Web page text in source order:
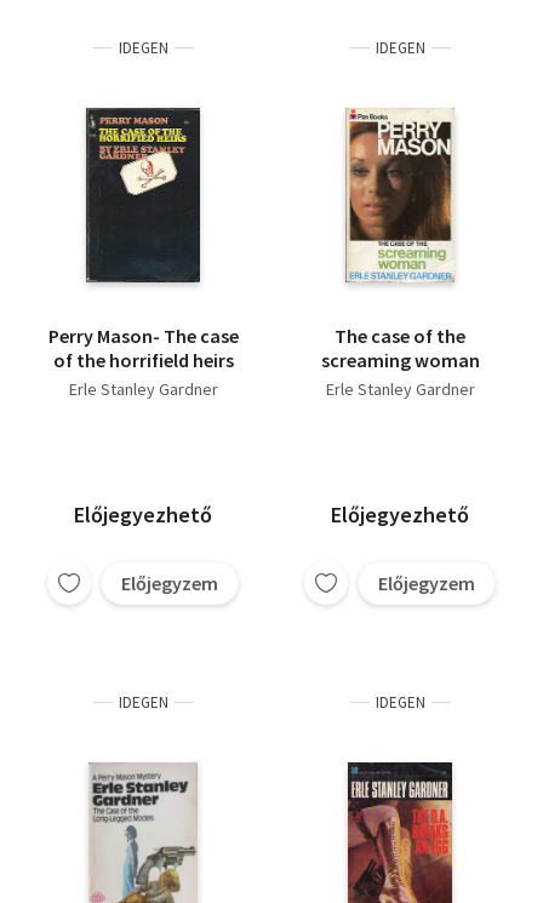
IDEGEN
Perry Mason- The case
of the horrifield heirs
Erle Stanley Gardner
Előjegyezhető
Előjegyzem
IDEGEN
The case of the
screaming woman
Erle Stanley Gardner
Előjegyezhető
Előjegyzem
IDEGEN IDEGEN